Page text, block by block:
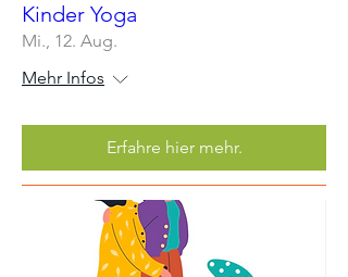
Kinder Yoga
Mi., 12. Aug.
Mehr Infos
Erfahre hier mehr.